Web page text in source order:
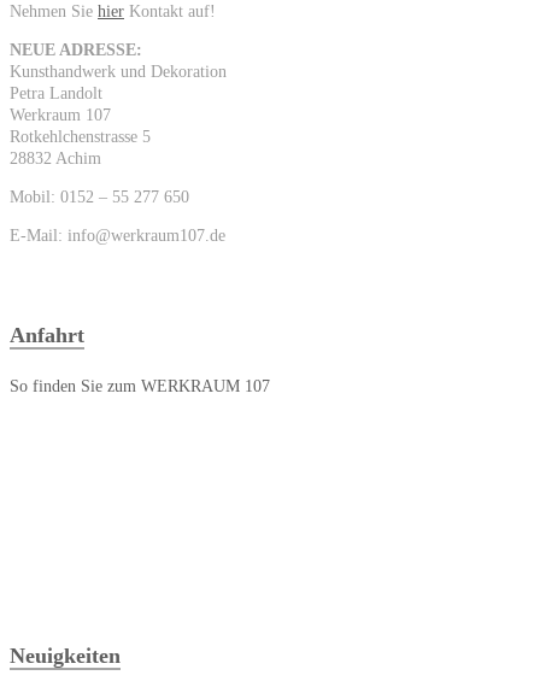
Nehmen Sie hier Kontakt auf!
NEUE ADRESSE:
Kunsthandwerk und Dekoration
Petra Landolt
Werkraum 107
Rotkehlchenstrasse 5
28832 Achim
Mobil: 0152 – 55 277 650
E-Mail: info@werkraum107.de
Anfahrt
So finden Sie zum WERKRAUM 107
Neuigkeiten